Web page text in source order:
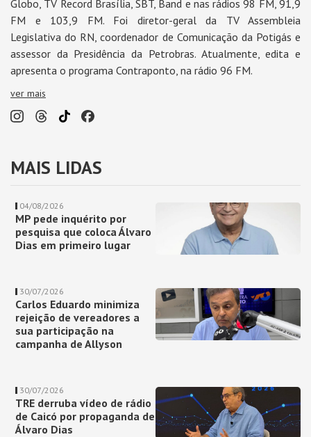
Globo, TV Record Brasília, SBT, Band e nas rádios 98 FM, 91,9
FM e 103,9 FM. Foi diretor-geral da TV Assembleia
Legislativa do RN, coordenador de Comunicação da Potigás e
assessor da Presidência da Petrobras. Atualmente, edita e
apresenta o programa Contraponto, na rádio 96 FM.
ver mais
MAIS LIDAS
04/08/2026
MP pede inquérito por
pesquisa que coloca Álvaro
Dias em primeiro lugar
30/07/2026
Carlos Eduardo minimiza
rejeição de vereadores a
sua participação na
campanha de Allyson
30/07/2026
TRE derruba vídeo de rádio
de Caicó por propaganda de
Álvaro Dias